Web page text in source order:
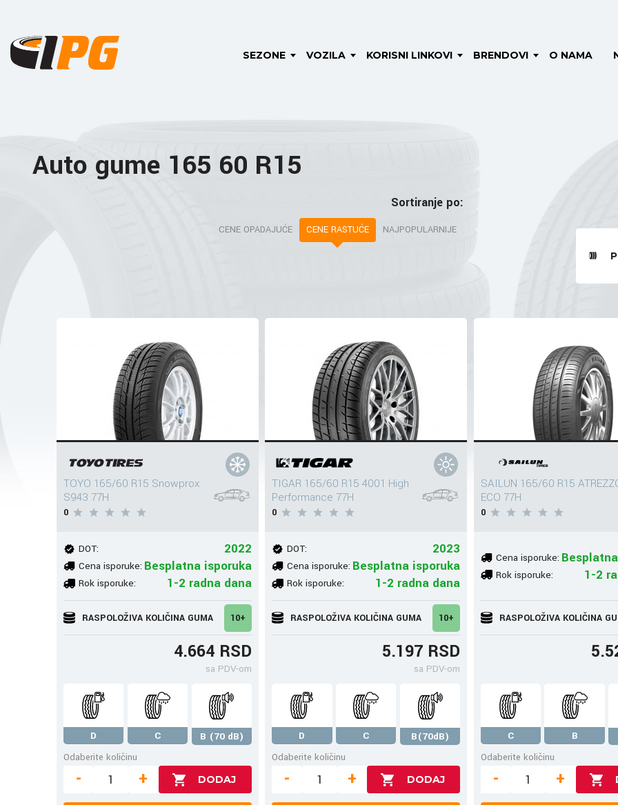
SEZONE VOZILA KORISNI LINKOVI BRENDOVI O NAMA
Auto gume 165 60 R15
Sortiranje po:
CENE OPADAJUĆE CENE RASTUĆE NAJPOPULARNIJE
TOYO 165/60 R15 Snowprox
S943 77H
0
DOT: 2022
Cena isporuke: Besplatna isporuka
Rok isporuke: 1-2 radna dana
RASPOLOŽIVA KOLIČINA GUMA 10+
4.664 RSD
sa PDV-om
D C
B (70 dB)
Odaberite količinu
- +
TIGAR 165/60 R15 4001 High
Performance 77H
0
DOT: 2023
Cena isporuke: Besplatna isporuka
Rok isporuke: 1-2 radna dana
RASPOLOŽIVA KOLIČINA GUMA 10+
5.197 RSD
sa PDV-om
D C
B(70dB)
Odaberite količinu
- +
SAILUN 165/60 R15
ECO 77H
0
Cena isporuke:
Rok isporuke: 1-2
RASPOLOŽIVA KOLIČINA
C
B
Odaberite količinu
- +